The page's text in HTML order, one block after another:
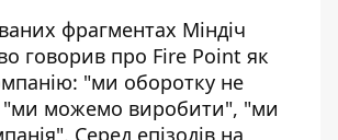
фрагментах Міндіч
говорив про Fire Point як
"ми оборотку не
"ми можемо виробити", "ми
Серед епізодів на